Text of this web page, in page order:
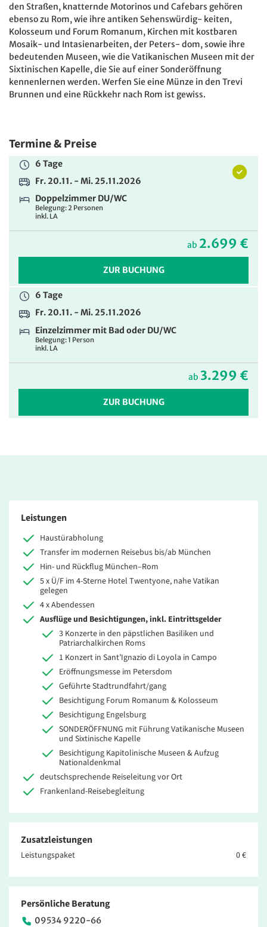
den Straßen, knatternde Motorinos und Cafebars gehören
ebenso zu Rom, wie ihre antiken Sehenswürdig- keiten,
Kolosseum und Forum Romanum, Kirchen mit kostbaren
Mosaik- und Intasienarbeiten, der Peters- dom, sowie ihre
bedeutenden Museen, wie die Vatikanischen Museen mit der
Sixtinischen Kapelle, die Sie auf einer Sonderöffnung
kennenlernen werden. Werfen Sie eine Münze in den Trevi
Brunnen und eine Rückkehr nach Rom ist gewiss.
Termine & Preise
6 Tage
Fr. 20.11. - Mi. 25.11.2026
Doppelzimmer DU/WC
Belegung: 2 Personen
inkl. LA
ab 2.699 €
ZUR BUCHUNG
6 Tage
Fr. 20.11. - Mi. 25.11.2026
Einzelzimmer mit Bad oder DU/WC
Belegung: 1 Person
inkl. LA
ab 3.299 €
ZUR BUCHUNG
Leistungen
Haustürabholung
Transfer im modernen Reisebus bis/ab München
Hin- und Rückflug München–Rom
5 x Ü/F im 4-Sterne Hotel Twentyone, nahe Vatikan
gelegen
4 x Abendessen
Ausflüge und Besichtigungen, inkl. Eintrittsgelder
3 Konzerte in den päpstlichen Basiliken und
Patriarchalkirchen Roms
1 Konzert in Sant’Ignazio di Loyola in Campo
Eröffnungsmesse im Petersdom
Geführte Stadtrundfahrt/gang
Besichtigung Forum Romanum & Kolosseum
Besichtigung Engelsburg
SONDERÖFFNUNG mit Führung Vatikanische Museen
und Sixtinische Kapelle
Besichtigung Kapitolinische Museen & Aufzug
Nationaldenkmal
deutschsprechende Reiseleitung vor Ort
Frankenland-Reisebegleitung
Zusatzleistungen
Leistungspaket 0 €
Persönliche Beratung
09534 9220-66